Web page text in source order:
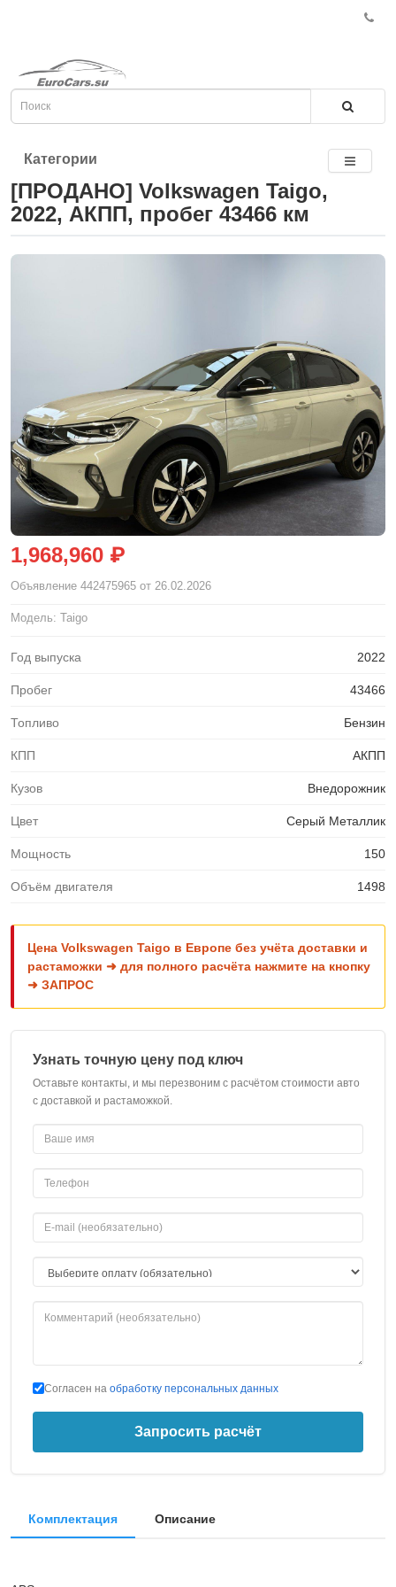
Категории
[ПРОДАНО] Volkswagen Taigo,
2022, АКПП, пробег 43466 км
1,968,960 ₽
Объявление 442475965 от 26.02.2026
Модель: Taigo
Год выпуска 2022
Пробег 43466
Топливо Бензин
КПП АКПП
Кузов Внедорожник
Цвет Серый Металлик
Мощность 150
Объём двигателя 1498
Цена Volkswagen Taigo в Европе без учёта доставки и
растаможки ➜ для полного расчёта нажмите на кнопку
➜ ЗАПРОС
Узнать точную цену под ключ
Оставьте контакты, и мы перезвоним с расчётом стоимости авто
с доставкой и растаможкой.
Согласен на обработку персональных данных
Запросить расчёт
Комплектация Описание